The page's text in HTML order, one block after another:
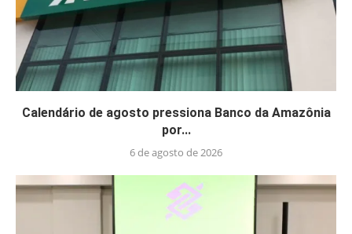
Calendário de agosto pressiona Banco da Amazônia
por...
6 de agosto de 2026